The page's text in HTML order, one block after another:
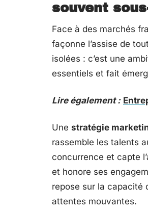
souvent
Face à des marchés
façonne l’assise de
isolées : c’est une
essentiels et fait
Lire également :
Une stratégie
rassemble les talents
concurrence et capte
et honore ses
repose sur la capacité
attentes mouvantes.